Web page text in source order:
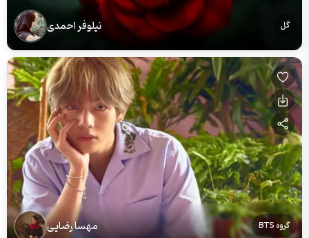
گل نیلوفر احمدی
گروه BTS مهسا رضایی